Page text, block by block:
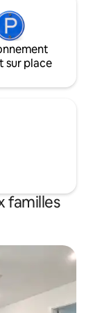
sur place
familles